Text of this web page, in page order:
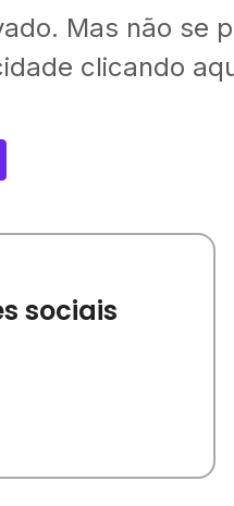
Mas não se
clicando
sociais